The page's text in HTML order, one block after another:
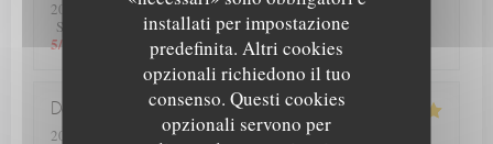
installati per impostazione
predefinita. Altri cookies
opzionali richiedono il tuo
consenso. Questi cookies
opzionali servono per
2026-06-13
- 12:00 - Ospiti 4
Servizio
Atmosfera: 5/5 Cucina:5/5 Qualità / Prezzo
5/5
Deprez
2026-06-12
- 20:00 - Ospiti 2